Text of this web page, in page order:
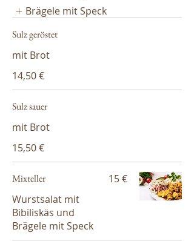
Brägele mit Speck
Sulz geröstet
mit Brot
14,50 €
Sulz sauer
mit Brot
15,50 €
Mixteller
Wurstsalat mit
Bibiliskäs und
Brägele mit Speck
15 €